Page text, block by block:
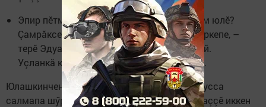
Эпир пӗтме памăпăр-ха, пирӗн хыççăн кам юлӗ?
Çамрăксем пит интересленмеççӗ йăла-йӗркепе, –
терӗ Эдуард Ильин купăсне тăсса янă май.
Уçланкă каллех юрă сассипе тулса ларчӗ.
Юлашкинчен саврăшпуçсем чӳк туса така пусса
салмапа шӳрпе пӗçерчӗç. Така яшкипе ăсатаççӗ иккен